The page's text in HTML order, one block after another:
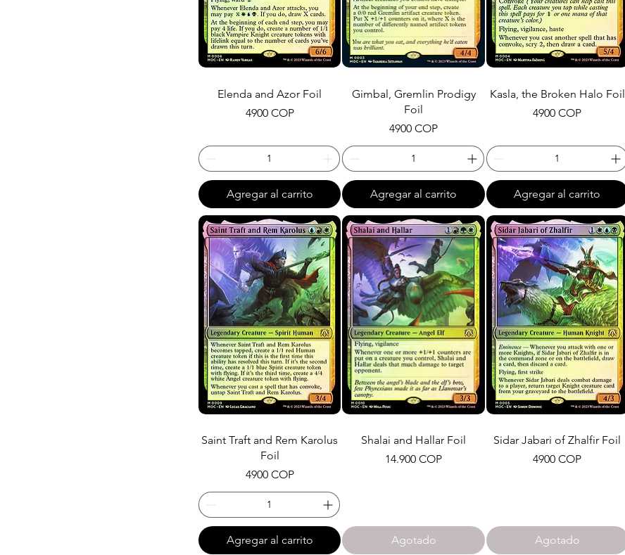
Elenda and Azor Foil
Precio
4900 COP
Agregar al carrito
Gimbal, Gremlin Prodigy
Foil
Precio
4900 COP
Agregar al carrito
Kasla, the Broken Halo Foil
Precio
4900 COP
Agregar al carrito
Saint Traft and Rem Karolus
Foil
Precio
4900 COP
Agregar al carrito
Shalai and Hallar Foil
Precio
14.900 COP
Agotado
Sidar Jabari of Zhalfir Foil
Precio
4900 COP
Agotado